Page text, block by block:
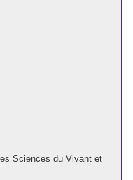
Sciences du Vivant et